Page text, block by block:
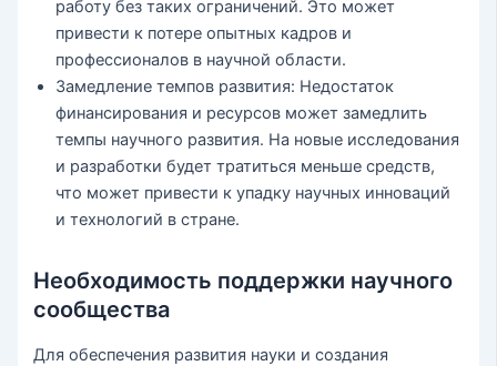
работу без таких ограничений. Это может
привести к потере опытных кадров и
профессионалов в научной области.
Замедление темпов развития: Недостаток
финансирования и ресурсов может замедлить
темпы научного развития. На новые исследования
и разработки будет тратиться меньше средств,
что может привести к упадку научных инноваций
и технологий в стране.
Необходимость поддержки научного
сообщества
Для обеспечения развития науки и создания